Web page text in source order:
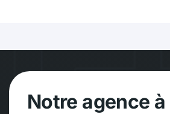
Notre agence